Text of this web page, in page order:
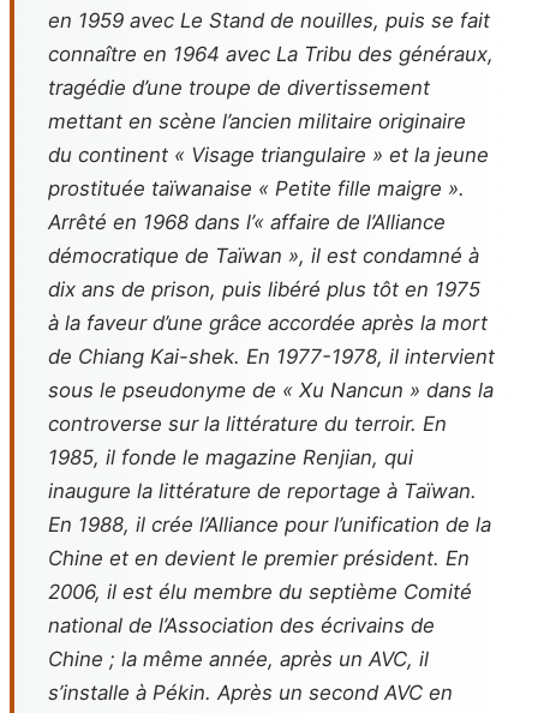
en 1959 avec Le Stand de nouilles, puis se fait
connaître en 1964 avec La Tribu des généraux,
tragédie d’une troupe de divertissement
mettant en scène l’ancien militaire originaire
du continent « Visage triangulaire » et la jeune
prostituée taïwanaise « Petite fille maigre ».
Arrêté en 1968 dans l’« affaire de l’Alliance
démocratique de Taïwan », il est condamné à
dix ans de prison, puis libéré plus tôt en 1975
à la faveur d’une grâce accordée après la mort
de Chiang Kai-shek. En 1977-1978, il intervient
sous le pseudonyme de « Xu Nancun » dans la
controverse sur la littérature du terroir. En
1985, il fonde le magazine Renjian, qui
inaugure la littérature de reportage à Taïwan.
En 1988, il crée l’Alliance pour l’unification de la
Chine et en devient le premier président. En
2006, il est élu membre du septième Comité
national de l’Association des écrivains de
Chine ; la même année, après un AVC, il
s’installe à Pékin. Après un second AVC en